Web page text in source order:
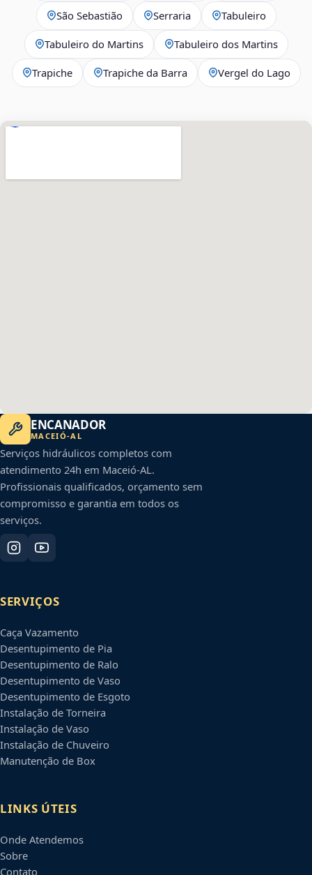
São Sebastião Serraria Tabuleiro
Tabuleiro do Martins Tabuleiro dos Martins
Trapiche Trapiche da Barra Vergel do Lago
ENCANADOR
MACEIÓ-AL
Serviços hidráulicos completos com
atendimento 24h em Maceió-AL.
Profissionais qualificados, orçamento sem
compromisso e garantia em todos os
serviços.
SERVIÇOS
Caça Vazamento
Desentupimento de Pia
Desentupimento de Ralo
Desentupimento de Vaso
Desentupimento de Esgoto
Instalação de Torneira
Instalação de Vaso
Instalação de Chuveiro
Manutenção de Box
LINKS ÚTEIS
Onde Atendemos
Sobre
Contato